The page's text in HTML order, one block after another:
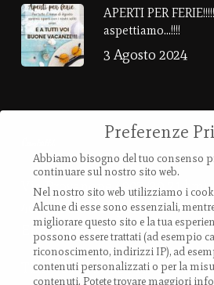
APERTI PER
aspettiamo…!!!!
3 Agosto 2024
Via Provanone 4907 (30,71 km)
40017 Palata Pepoli,
Emilia-Romagna, Italy
TEL.: +39 0519 85 919
Preferenze
Abbiamo bisogno del tuo consenso
continuare sul nostro sito web.
Nel nostro sito web utilizziamo i
Alcune di esse sono essenziali,
migliorare questo sito e la tua
possono essere trattati (ad esempio
riconoscimento, indirizzi IP), ad
contenuti personalizzati o per la
contenuti. Potete trovare maggiori